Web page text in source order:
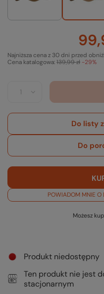
Cena katalogowa:139,99 zł -29%
Najniższa cena z 30 dni przed
Do listy
Do
POWIADOM MNIE O
Możesz
Produkt niedostępny
Ten produkt nie jest
stacjonarnym